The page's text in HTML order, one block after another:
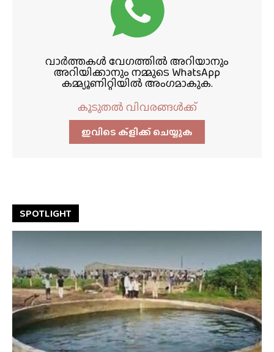
വാർത്തകൾ വേഗത്തിൽ അറിയാനും
അറിയിക്കാനും നമ്മുടെ WhatsApp
കമ്മ്യൂണിറ്റിയിൽ അംഗമാകുക.
കൂടുതൽ വിവരങ്ങൾക്ക്
ഇവിടെ ക്ളിക്ക്‌ ചെയ്യുക
SPOTLIGHT